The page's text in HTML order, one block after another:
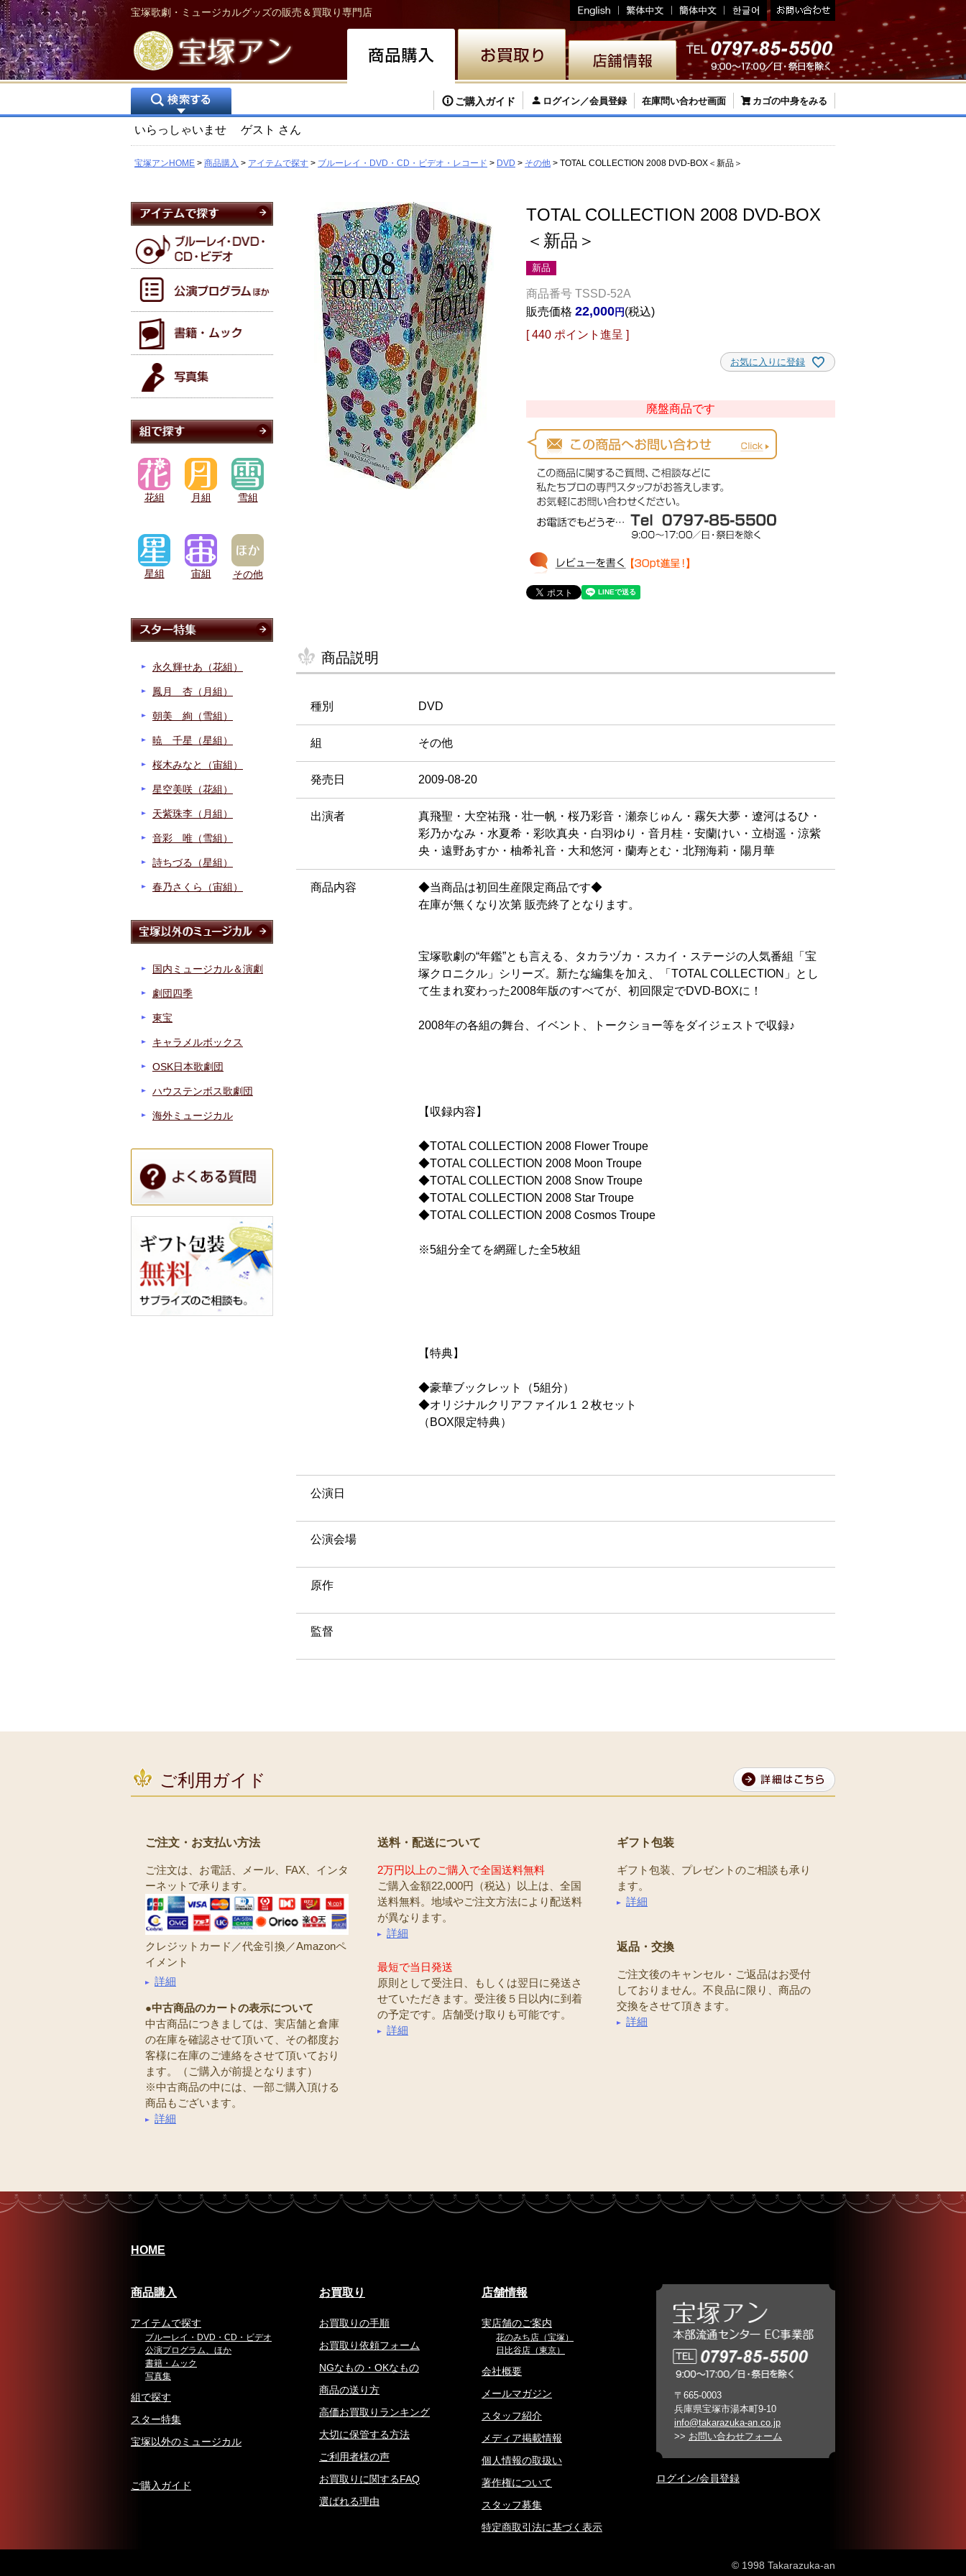
宝塚歌劇・ミュージカルグッズの販売＆買取り専門店
ご購入ガイド ログイン／会員登録 在庫問い合わせ画面 カゴの中身をみる
いらっしゃいませ ゲスト さん
宝塚アンHOME 商品購入 アイテムで探す ブルーレイ・DVD・CD・ビデオ・レコード DVD その他 TOTAL COLLECTION 2008 DVD-BOX＜新品＞
TOTAL COLLECTION 2008 DVD-BOX
＜新品＞
新品
商品番号 TSSD-52A
販売価格 22,000
税込
[ 440 ポイント進呈 ]
お気に入りに登録
廃盤商品です
商品説明
種別 DVD
組 その他
発売日 2009-08-20
出演者
真飛聖・大空祐飛・壮一帆・桜乃彩音・瀬奈じゅん・霧矢大夢・遼河はるひ・
彩乃かなみ・水夏希・彩吹真央・白羽ゆり・音月桂・安蘭けい・立樹遥・涼紫
央・遠野あすか・柚希礼音・大和悠河・蘭寿とむ・北翔海莉・陽月華
商品内容
◆当商品は初回生産限定商品です◆
在庫が無くなり次第 販売終了となります。
宝塚歌劇の“年鑑”とも言える、タカラヅカ・スカイ・ステージの人気番組「宝
塚クロニクル」シリーズ。新たな編集を加え、「TOTAL COLLECTION」とし
て生まれ変わった2008年版のすべてが、初回限定でDVD-BOXに！
2008年の各組の舞台、イベント、トークショー等をダイジェストで収録♪
【収録内容】
◆TOTAL COLLECTION 2008 Flower Troupe
◆TOTAL COLLECTION 2008 Moon Troupe
◆TOTAL COLLECTION 2008 Snow Troupe
◆TOTAL COLLECTION 2008 Star Troupe
◆TOTAL COLLECTION 2008 Cosmos Troupe
※5組分全てを網羅した全5枚組
【特典】
◆豪華ブックレット（5組分）
◆オリジナルクリアファイル１２枚セット
（BOX限定特典）
公演日
公演会場
原作
監督
花組 月組 雪組
星組 宙組 その他
永久輝せあ（花組）
鳳月 杏（月組）
朝美 絢（雪組）
暁 千星（星組）
桜木みなと（宙組）
星空美咲（花組）
天紫珠李（月組）
音彩 唯（雪組）
詩ちづる（星組）
春乃さくら（宙組）
国内ミュージカル＆演劇
劇団四季
東宝
キャラメルボックス
OSK日本歌劇団
ハウステンボス歌劇団
海外ミュージカル
ご利用ガイド
ご注文・お支払い方法
ご注文は、お電話、メール、FAX、インタ
ーネットで承ります。
クレジットカード／代金引換／Amazonペ
イメント
詳細
●中古商品のカートの表示について
中古商品につきましては、実店舗と倉庫
の在庫を確認させて頂いて、その都度お
客様に在庫のご連絡をさせて頂いており
ます。（ご購入が前提となります）
※中古商品の中には、一部ご購入頂ける
商品もございます。
詳細
送料・配送について
2万円以上のご購入で全国送料無料
ご購入金額22,000円（税込）以上は、全国
送料無料。地域やご注文方法により配送料
が異なります。
詳細
最短で当日発送
原則として受注日、もしくは翌日に発送さ
せていただきます。受注後５日以内に到着
の予定です。店舗受け取りも可能です。
詳細
ギフト包装
ギフト包装、プレゼントのご相談も承り
ます。
詳細
返品・交換
ご注文後のキャンセル・ご返品はお受付
しておりません。不良品に限り、商品の
交換をさせて頂きます。
詳細
HOME
商品購入
アイテムで探す
ブルーレイ・DVD・CD・ビデオ
公演プログラム、ほか
書籍・ムック
写真集
組で探す
スター特集
宝塚以外のミュージカル
ご購入ガイド
お買取り
お買取りの手順
お買取り依頼フォーム
NGなもの・OKなもの
商品の送り方
高価お買取りランキング
大切に保管する方法
ご利用者様の声
お買取りに関するFAQ
選ばれる理由
店舗情報
実店舗のご案内
花のみち店（宝塚）
日比谷店（東京）
会社概要
メールマガジン
スタッフ紹介
メディア掲載情報
個人情報の取扱い
著作権について
スタッフ募集
特定商取引法に基づく表示
〒665-0003
兵庫県宝塚市湯本町9-10
info@takarazuka-an.co.jp
>> お問い合わせフォーム
ログイン/会員登録
© 1998 Takarazuka-an